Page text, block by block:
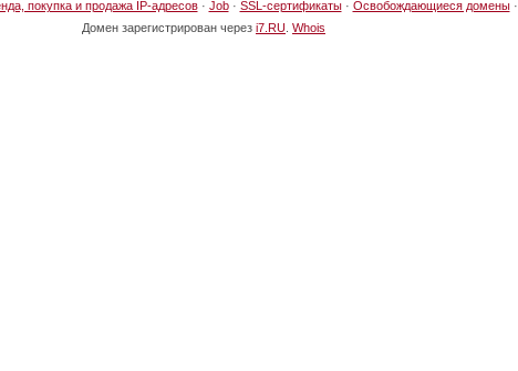
покупка и продажа IP-адресов· Job· SSL-сертификаты· Освобождающиеся домены·
Домен зарегистрирован через i7.RU Whois